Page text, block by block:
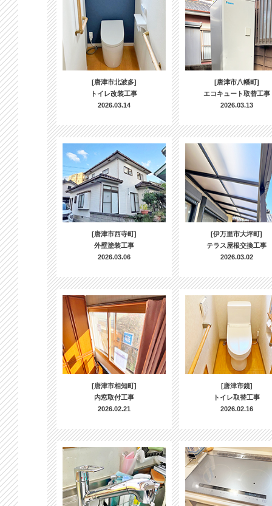
[唐津市北波多]
トイレ改装工事
2026.03.14
[唐津市八幡町]
エコキュート取替工事
2026.03.13
[唐津市西寺町]
外壁塗装工事
2026.03.06
[伊万里市大坪町]
テラス屋根交換工事
2026.03.02
[唐津市相知町]
内窓取付工事
2026.02.21
[唐津市鏡]
トイレ取替工事
2026.02.16